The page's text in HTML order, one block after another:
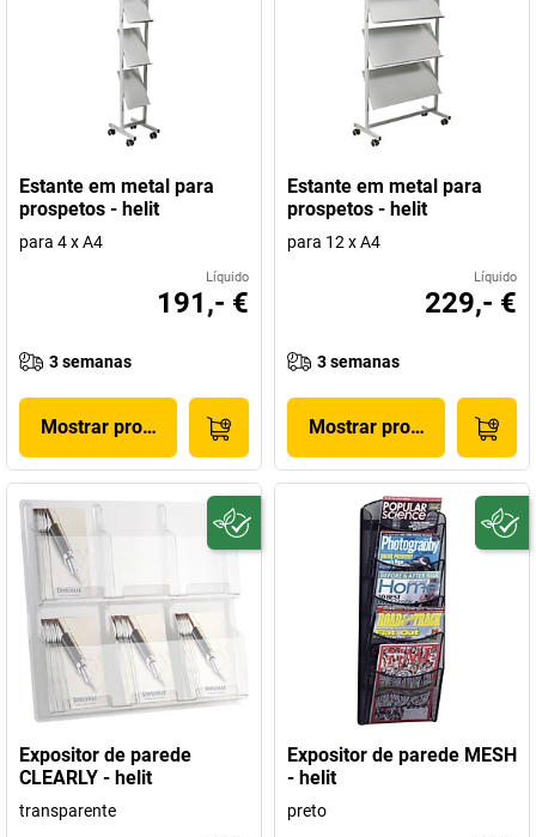
Estante em metal para
prospetos - helit
para 4 x A4
Líquido
191,- €
3 semanas
Mostrar produto
Estante em metal para
prospetos - helit
para 12 x A4
Líquido
229,- €
3 semanas
Mostrar produto
Expositor de parede
CLEARLY - helit
transparente
Expositor de parede MESH
- helit
preto